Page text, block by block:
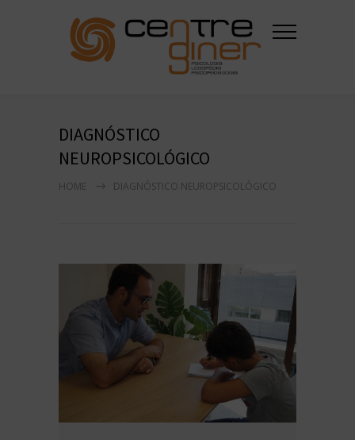
DIAGNÓSTICO
NEUROPSICOLÓGICO
HOME DIAGNÓSTICO NEUROPSICOLÓGICO